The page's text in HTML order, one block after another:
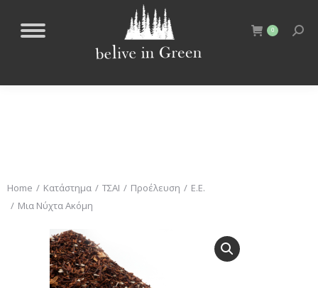
0
You are here:
Home Κατάστημα ΤΣΑΙ Προέλευση
Ε.Ε.
Μια Νύχτα Ακόμη